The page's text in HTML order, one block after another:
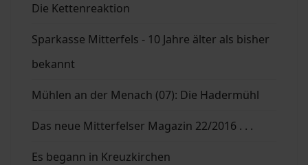
Die Kettenreaktion
Sparkasse Mitterfels - 10 Jahre älter als bisher
bekannt
Mühlen an der Menach (07): Die Hadermühl
Das neue Mitterfelser Magazin 22/2016 . . .
Es begann in Kreuzkirchen